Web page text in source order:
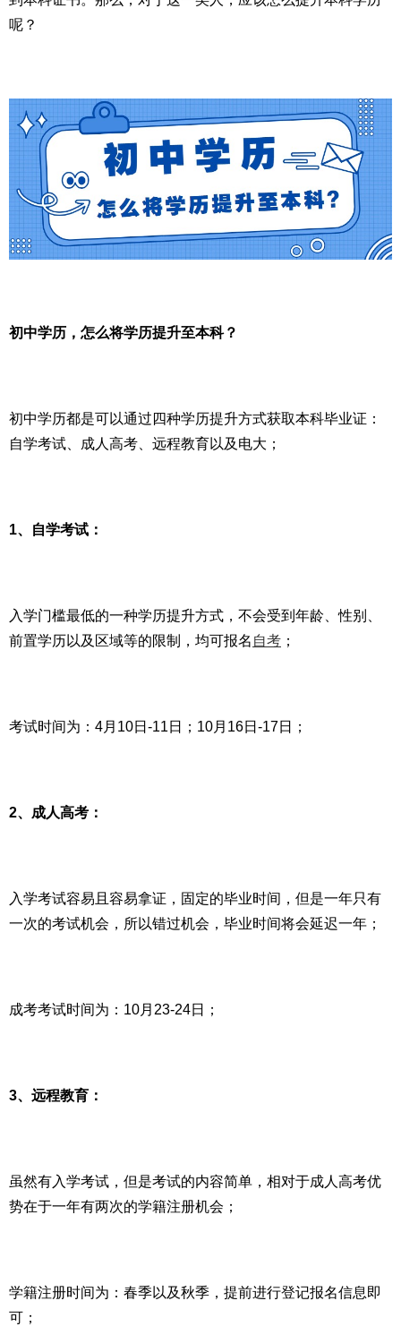
呢？
初中学历，怎么将学历提升至本科？
初中学历都是可以通过四种学历提升方式获取本科毕业证：
自学考试、成人高考、远程教育以及电大；
1、自学考试：
入学门槛最低的一种学历提升方式，不会受到年龄、性别、
前置学历以及区域等的限制，均可报名 自考 ；
考试时间为：4月10日-11日；10月16日-17日；
2、成人高考：
入学考试容易且容易拿证，固定的毕业时间，但是一年只有
一次的考试机会，所以错过机会，毕业时间将会延迟一年；
成考考试时间为：10月23-24日；
3、远程教育：
虽然有入学考试，但是考试的内容简单，相对于成人高考优
势在于一年有两次的学籍注册机会；
学籍注册时间为：春季以及秋季，提前进行登记报名信息即
可；